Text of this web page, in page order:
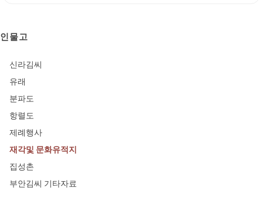
인물고
신라김씨
유래
분파도
항렬도
제례행사
재각및 문화유적지
집성촌
부안김씨 기타자료